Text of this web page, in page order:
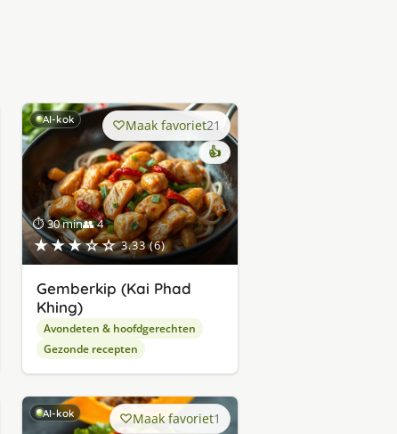
AI-kok
⏱ 30 min👥 4
★★★☆☆ 3.33 (6)
Maak favoriet21
👍
Gemberkip (Kai Phad
Khing)
Avondeten & hoofdgerechten
Gezonde recepten
AI-kok Maak favoriet1